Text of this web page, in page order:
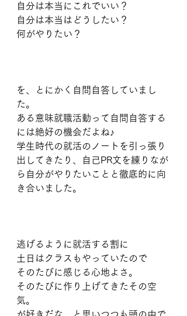
自分は本当にこれでいい？
自分は本当はどうしたい？
何がやりたい？
を、とにかく自問自答していまし
た。
ある意味就職活動って自問自答する
には絶好の機会だよね♪
学生時代の就活のノートを引っ張り
出してきたり、自己PR文を練りなが
ら自分がやりたいことと徹底的に向
き合いました。
逃げるように就活する割に
土日はクラスもやっていたので
そのたびに感じる心地よさ。
そのたびに作り上げてきたその空
気。